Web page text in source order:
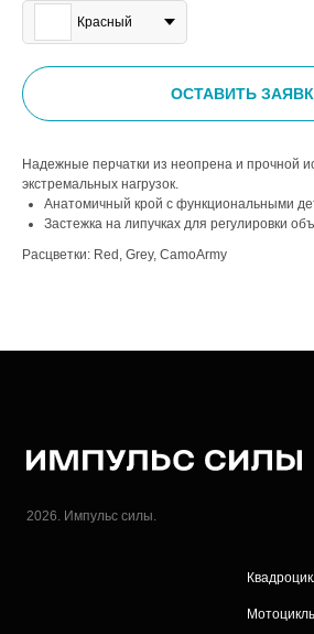
Красный
ОСТАВИТЬ
Надежные перчатки из неопрена и прочной
экстремальных нагрузок.
Анатомичный крой с функциональными
Застежка на липучках для регулировки
Расцветки: Red, Grey, CamoArmy
2026. Импульс силы.